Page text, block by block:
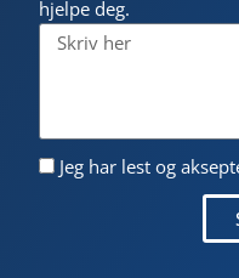
hjelpe deg.
Jeg har lest og